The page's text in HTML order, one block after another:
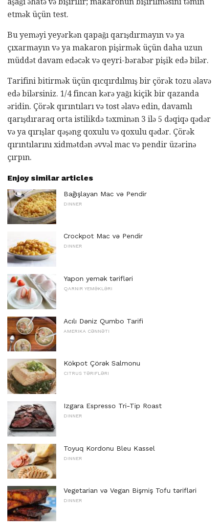
etmək üçün test.
Bu yeməyi yeyərkən qapağı qarışdırmayın və ya
çıxarmayın və ya makaron pişirmək üçün daha uzun
müddət davam edəcək və qeyri-bərabər pişik edə bilər.
Tarifini bitirmək üçün qıcqırdılmış bir çörək tozu əlavə
edə bilərsiniz. 1/4 fincan kərə yağı kiçik bir qazanda
əridin. Çörək qırıntıları və tost əlavə edin, davamlı
qarışdıraraq orta istilikdə təxminən 3 ilə 5 dəqiqə qədər
və ya qırışlar qəşəng qoxulu və qoxulu qədər. Çörək
qırıntılarını xidmətdən əvvəl mac və pendir üzərinə
çırpın.
Enjoy similar articles
Bağışlayan Mac və Pendir
DINNER
Crockpot Mac və Pendir
DINNER
Yapon yemək tərifləri
QARNIR YEMƏKLƏRI
Acılı Dəniz Qumbo Tarifi
AMERIKA CƏNNƏTI
Kökpot Çörək Salmonu
CITRUS TƏRIFLƏRI
Izgara Espresso Tri-Tip Roast
DINNER
Toyuq Kordonu Bleu Kassel
DINNER
Vegetarian və Vegan Bişmiş Tofu tərifləri
DINNER